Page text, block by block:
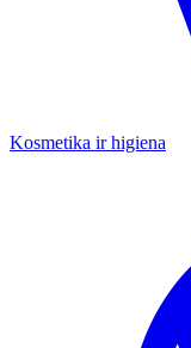
Kosmetika ir higiena